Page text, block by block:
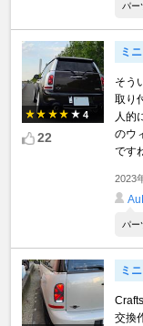
パー
4
22
ミ
そう
取り
人的
のウ
です
2023
パー
ミ
交換